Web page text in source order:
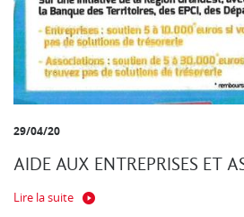
29/04/20
AIDE AUX ENTREPRISES ET
Lire la suite